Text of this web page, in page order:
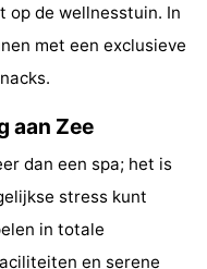
op de wellnesstuin. In
met een exclusieve
aan Zee
dan een spa; het is
stress kunt
in totale
en serene